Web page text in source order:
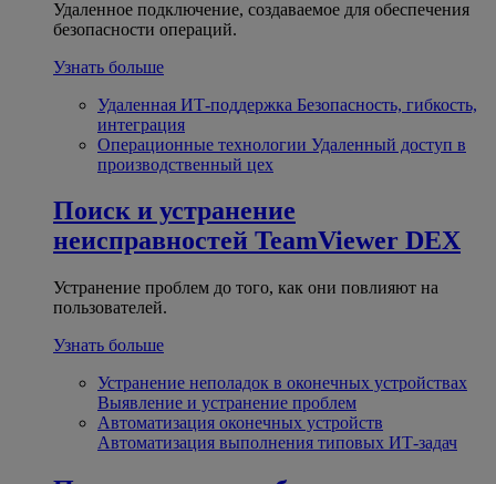
Удаленное подключение, создаваемое для обеспечения
безопасности операций.
Узнать больше
Удаленная ИТ-поддержка Безопасность, гибкость,
интеграция
Операционные технологии Удаленный доступ в
производственный цех
Поиск и устранение
неисправностей TeamViewer DEX
Устранение проблем до того, как они повлияют на
пользователей.
Узнать больше
Устранение неполадок в оконечных устройствах
Выявление и устранение проблем
Автоматизация оконечных устройств
Автоматизация выполнения типовых ИТ-задач